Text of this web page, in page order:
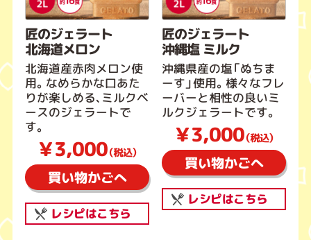
匠のジェラート
北海道メロン
北海道産赤肉メロン使
用。なめらかな口あた
りが楽しめる、ミルクベ
ースのジェラートで
す。
￥3,000（税込）
買い物かごへ
レシピはこちら
匠のジェラート
沖縄塩 ミルク
沖縄県産の塩「ぬちま
ーす」使用。様々なフレ
ーバーと相性の良いミ
ルクジェラートです。
￥3,000（税込）
買い物かごへ
レシピはこちら